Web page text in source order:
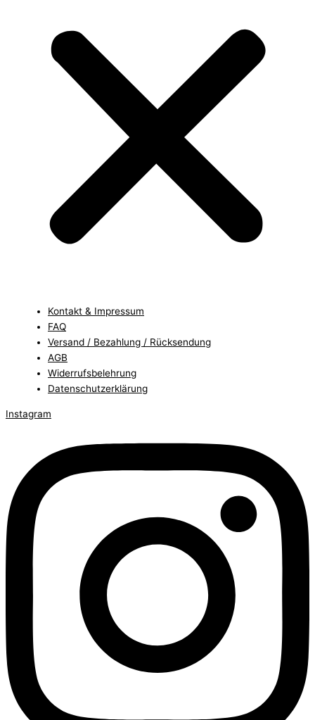
Kontakt & Impressum
FAQ
Versand / Bezahlung / Rücksendung
AGB
Widerrufsbelehrung
Datenschutzerklärung
Instagram